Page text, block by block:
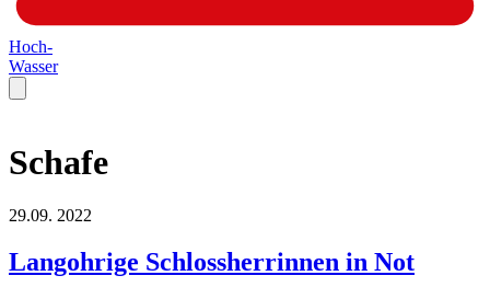
Hoch-
Wasser
Schafe
29.09. 2022
Langohrige Schlossherrinnen in Not